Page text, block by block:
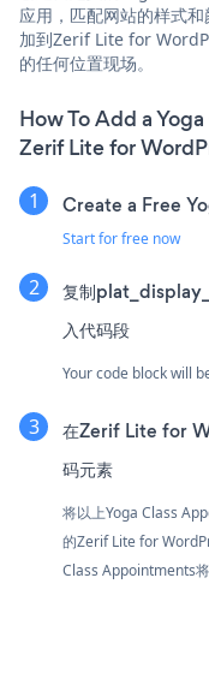
应用，匹配网站的样式
加到Zerif Lite for
的任何位置现场。
How To Add a
Zerif Lite for
Create a Free
Start for free now
复制
入代码段
Your code block will
在Zerif Lite for
码元素
将以上Yoga Class
的Zerif Lite for
Class Appointments将